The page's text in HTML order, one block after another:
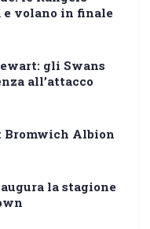
e volano in finale
gli Swans
all’attacco
Bromwich Albion
la stagione